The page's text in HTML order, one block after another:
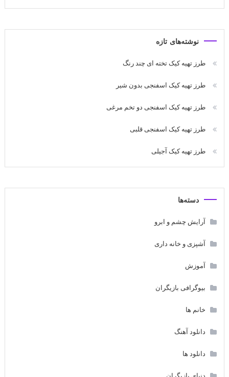
نوشته‌های تازه
طرز تهیه کیک تخته ای چند رنگ
طرز تهیه کیک اسفنجی بدون شیر
طرز تهیه کیک اسفنجی دو تخم مرغی
طرز تهیه کیک اسفنجی قلبی
طرز تهیه کیک آجیلی
دسته‌ها
آرایش چشم و ابرو
آشپزی و خانه داری
آموزش
بیوگرافی بازیگران
خانم ها
دانلود آهنگ
دانلود ها